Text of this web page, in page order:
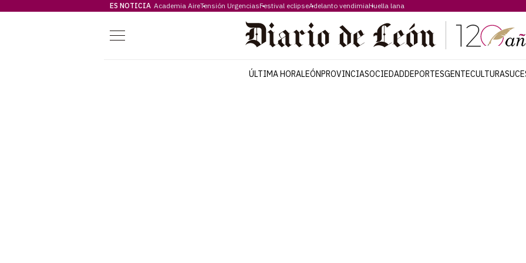
ES NOTICIA Academia AireTensión UrgenciasFestival eclipseAdelanto vendimiaHuella lana
Menú
ÚLTIMA HORALEÓNPROVINCIASOCIEDADDEPORTESGENTECULTURA